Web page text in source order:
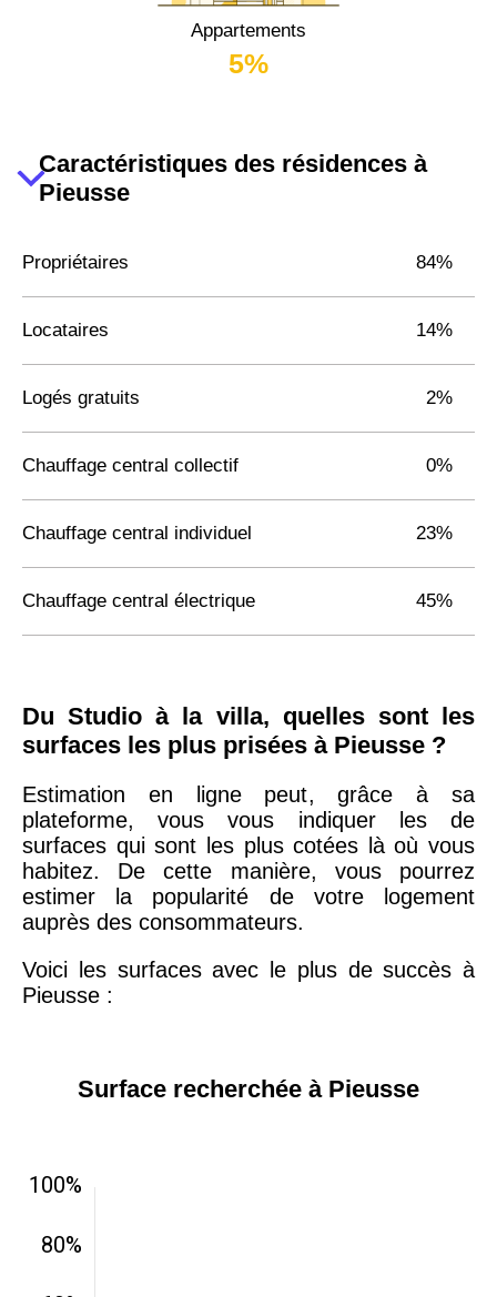
Appartements
5%
Caractéristiques des résidences à
Pieusse
Propriétaires 84%
Locataires 14%
Logés gratuits 2%
Chauffage central collectif 0%
Chauffage central individuel 23%
Chauffage central électrique 45%
Du Studio à la villa, quelles sont les
surfaces les plus prisées à Pieusse ?
Estimation en ligne peut, grâce à sa
plateforme, vous vous indiquer les de
surfaces qui sont les plus cotées là où vous
habitez. De cette manière, vous pourrez
estimer la popularité de votre logement
auprès des consommateurs.
Voici les surfaces avec le plus de succès à
Pieusse :
Surface recherchée à Pieusse